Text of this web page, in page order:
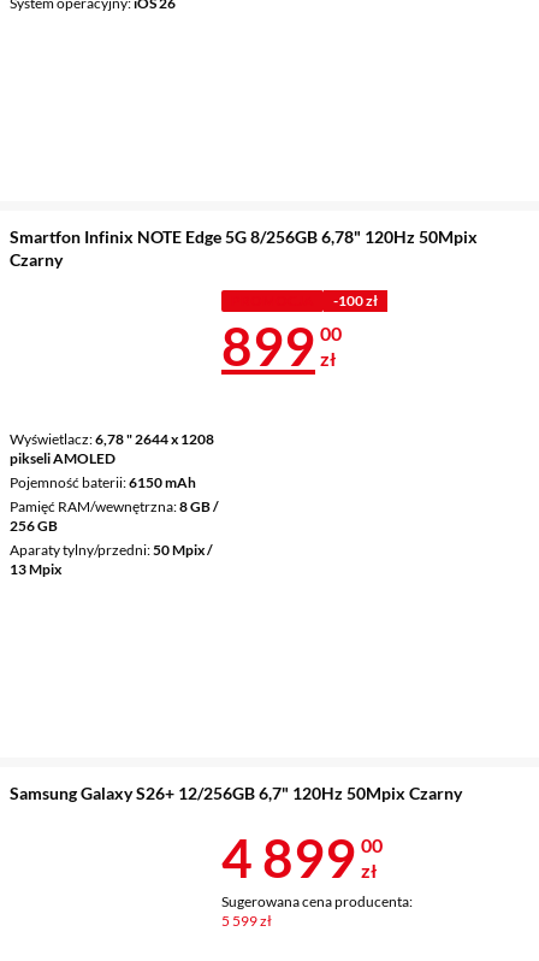
Smartfon Infinix NOTE Edge 5G 8/256GB 6,78" 120Hz 50Mpix
Czarny
Wyświetlacz 6,78 " 2644 x 1208
pikseli AMOLED
Pojemność baterii 6150 mAh
Pamięć RAM/wewnętrzna 8 GB /
256 GB
Aparaty tylny/przedni 50 Mpix /
13 Mpix
-100 zł
Cena 899 zł
899 00
zł
Samsung Galaxy S26+ 12/256GB 6,7" 120Hz 50Mpix Czarny
Cena 4 899 zł
4 899 00
zł
Sugerowana cena producenta:
5 599 zł